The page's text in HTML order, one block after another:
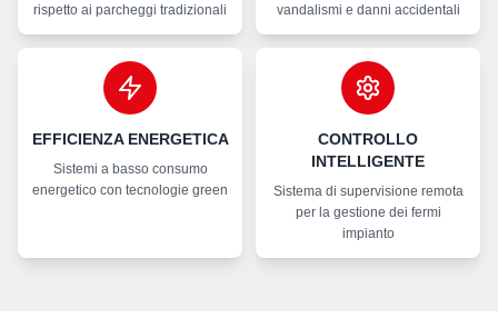
rispetto ai parcheggi tradizionali
vandalismi e danni accidentali
EFFICIENZA ENERGETICA
Sistemi a basso consumo
energetico con tecnologie green
CONTROLLO
INTELLIGENTE
Sistema di supervisione remota
per la gestione dei fermi
impianto